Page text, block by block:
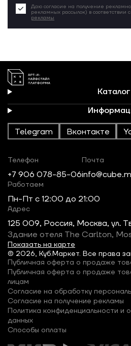
Даю согласие на получение
рекламных рассылок) в соответствии с
рекламы
Каталог
Telegram Вконтакте
© 2026, Куб.Маркет. Все права
Телефон
+7 906 078-85-06
Почта
Работаем
Пн-Пт c 12:00 до 21:00
Адрес
125 009, Россия, Москва, ул.
Здание отеля The Carlton,
Показать на карте
Публичная оферта о продаже
Публичная оферта о продаже
лицам
Согласие на обработку
Согласие на получение рекламы
Политика конфиденциальности и
данных
Способы оплаты